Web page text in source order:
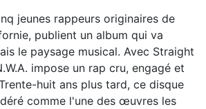
jeunes rappeurs originaires de
publient un album qui va
le paysage musical. Avec Straight
impose un rap cru, engagé et
huit ans plus tard, ce disque
comme l'une des œuvres les